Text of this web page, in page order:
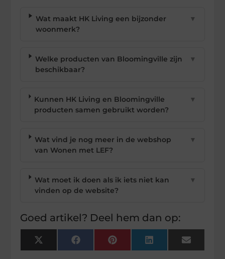
Wat maakt HK Living een bijzonder
woonmerk?
▼
Welke producten van Bloomingville zijn
beschikbaar?
▼
Kunnen HK Living en Bloomingville
producten samen gebruikt worden?
▼
Wat vind je nog meer in de webshop
van Wonen met LEF?
▼
Wat moet ik doen als ik iets niet kan
vinden op de website?
▼
Goed artikel? Deel hem dan op:
X
(Twitter)
FacebookPinterest LinkedIn Email